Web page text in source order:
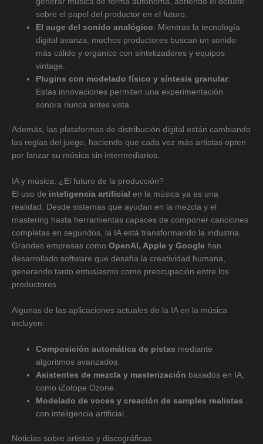
sobre el papel del productor en el futuro.
El auge del sonido analógico: Mientras la tecnología
digital avanza, muchos productores buscan un sonido
más cálido y orgánico con sintetizadores y equipos
vintage.
Plugins con modelado físico y síntesis granular:
Estas innovaciones permiten una experimentación
sonora nunca antes vista.
Además, las plataformas de distribución digital están cambiando
las reglas del juego, haciendo que cada vez más artistas opten
por lanzar su música sin intermediarios.
IA y música: ¿El futuro de la producción?
El uso de inteligencia artificial en la música ya es una
realidad. Desde sistemas que ayudan en la mezcla y el
mastering hasta herramientas capaces de componer canciones
completas en segundos, la IA está transformando la industria.
Grandes empresas como OpenAI, Apple y Google han
desarrollado software que desafía la creatividad humana,
generando tanto entusiasmo como preocupación entre los
productores.
Algunas de las aplicaciones actuales de la IA en la música
incluyen:
Composición automática de pistas mediante
algoritmos avanzados.
Asistentes de mezcla y masterización basados en IA,
como iZotope Ozone.
Modelado de voces y creación de samples realistas
con inteligencia artificial.
Noticias sobre artistas y discográficas